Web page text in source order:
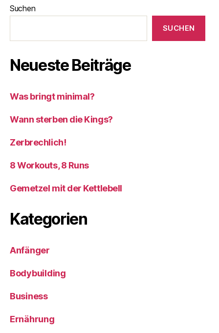
Suchen
SUCHEN
Neueste Beiträge
Was bringt minimal?
Wann sterben die Kings?
Zerbrechlich!
8 Workouts, 8 Runs
Gemetzel mit der Kettlebell
Kategorien
Anfänger
Bodybuilding
Business
Ernährung